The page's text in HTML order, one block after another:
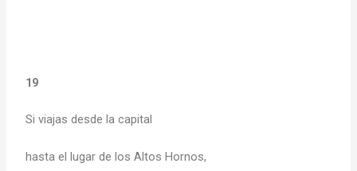
19
Si viajas desde la capital
hasta el lugar de los Altos Hornos,